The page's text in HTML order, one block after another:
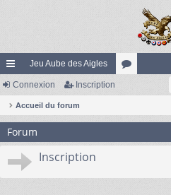
ac
co
ur
ci
Jeu Aube des Aigles
s
Connexion Inscription
Accueil du forum
Forum
Inscription